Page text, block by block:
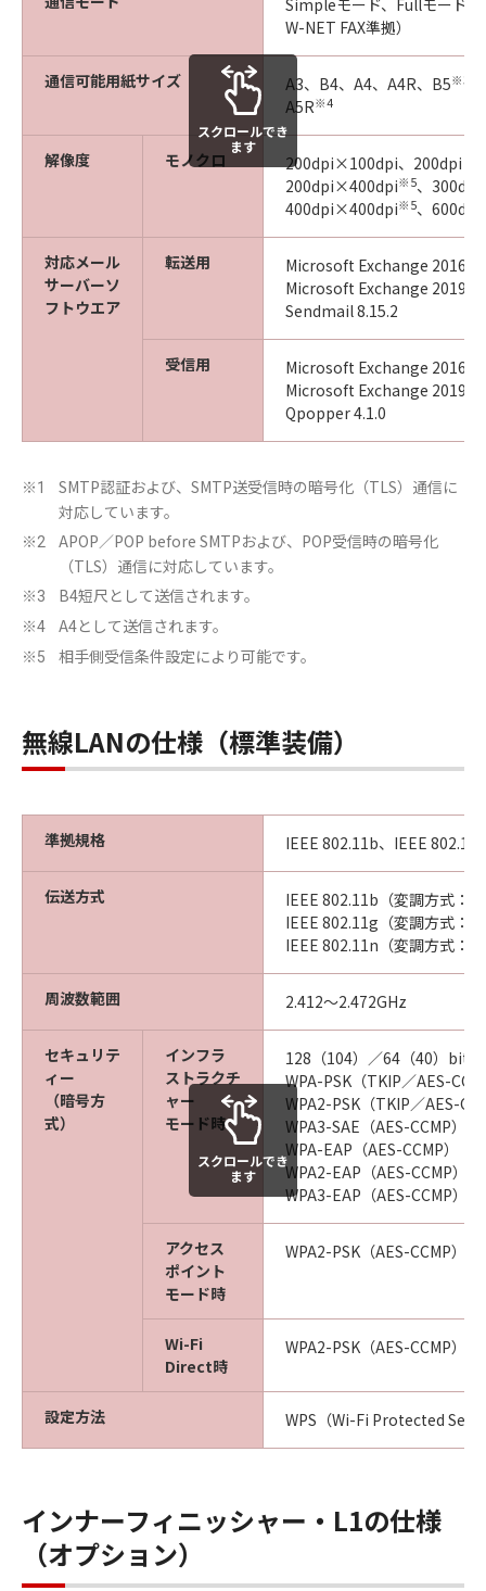
Simpleモード、Fullモード
W-NET FAX準拠）
通信可能用紙サイズ A3、B4、A4、A4R、B5※3
A5R※4
解像度 モノクロ
200dpi×100dpi、
200dpi×400dpi※5、
400dpi×400dpi※5、
対応メール
サーバーソ
フトウエア
転送用
Microsoft Exchange 2016／
Microsoft Exchange 2019／
Sendmail 8.15.2
受信用
Microsoft Exchange 2016／
Microsoft Exchange 2019／
Qpopper 4.1.0
スクロールでき
ます
※1
SMTP認証および、SMTP送受信時の暗号化（TLS）通信に
対応しています。
※2
APOP／POP before SMTPおよび、POP受信時の暗号化
（TLS）通信に対応しています。
※3 B4短尺として送信されます。
※4 A4として送信されます。
※5 相手側受信条件設定により可能です。
無線LANの仕様（標準装備）
準拠規格 IEEE 802.11b、IEEE
伝送方式
IEEE 802.11b（変調方式：
IEEE 802.11g（変調方式：
IEEE 802.11n（変調方式：
周波数範囲 2.412～2.472GHz
セキュリテ
ィー
（暗号方
式）
インフラ
ストラクチ
ャー
モード時
128（104）／64（40）bit
WPA-PSK（TKIP／AES-
WPA2-PSK（TKIP／AES-
WPA3-SAE（AES-CCMP）
WPA-EAP（AES-CCMP）
WPA2-EAP（AES-CCMP）
WPA3-EAP（AES-CCMP）
アクセス
ポイント
モード時
WPA2-PSK（AES-CCMP）
Wi-Fi
Direct時
WPA2-PSK（AES-CCMP）
設定方法 WPS（Wi-Fi Protected
スクロールでき
ます
インナーフィニッシャー・L1の仕様
（オプション）